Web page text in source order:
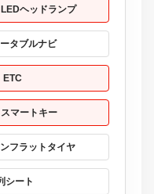
LEDヘッドランプ
タブルナビ
ETC
スマートキー
フラットタイヤ
シート